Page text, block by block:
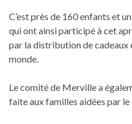
C’est près de 160 enfants et
qui ont ainsi participé à cet
par la distribution de cadeaux
monde.
Le comité de Merville a
faite aux familles aidées par le